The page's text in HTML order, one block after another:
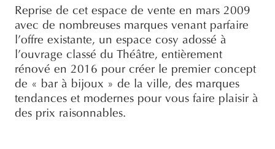
Reprise de cet espace de vente en mars 2009
avec de nombreuses marques venant parfaire
l’offre existante, un espace cosy adossé à
l’ouvrage classé du Théâtre, entièrement
rénové en 2016 pour créer le premier concept
de « bar à bijoux » de la ville, des marques
tendances et modernes pour vous faire plaisir à
des prix raisonnables.